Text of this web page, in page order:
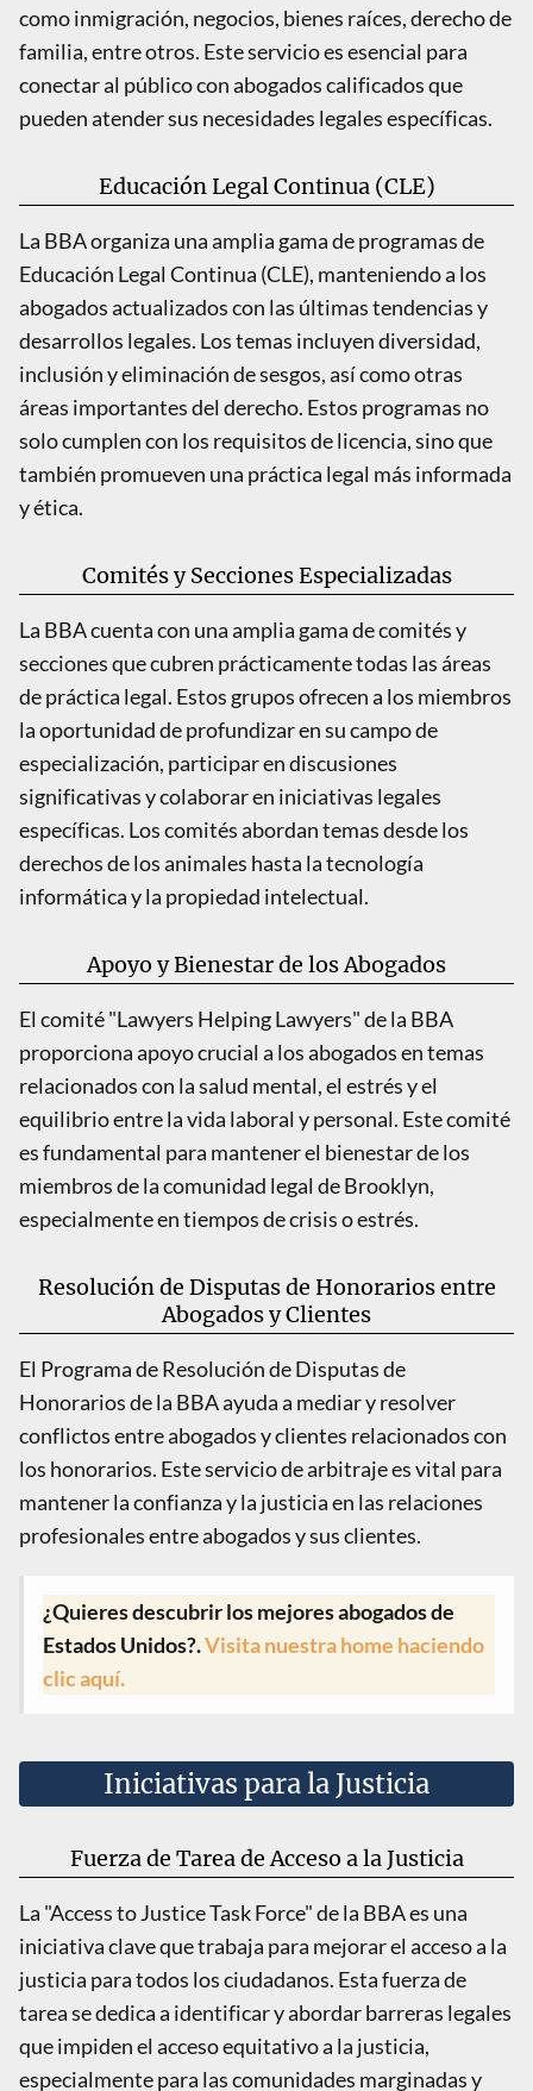
como inmigración, negocios, bienes raíces, derecho de
familia, entre otros. Este servicio es esencial para
conectar al público con abogados calificados que
pueden atender sus necesidades legales específicas.
Educación Legal Continua (CLE)
La BBA organiza una amplia gama de programas de
Educación Legal Continua (CLE), manteniendo a los
abogados actualizados con las últimas tendencias y
desarrollos legales. Los temas incluyen diversidad,
inclusión y eliminación de sesgos, así como otras
áreas importantes del derecho. Estos programas no
solo cumplen con los requisitos de licencia, sino que
también promueven una práctica legal más informada
y ética.
Comités y Secciones Especializadas
La BBA cuenta con una amplia gama de comités y
secciones que cubren prácticamente todas las áreas
de práctica legal. Estos grupos ofrecen a los miembros
la oportunidad de profundizar en su campo de
especialización, participar en discusiones
significativas y colaborar en iniciativas legales
específicas. Los comités abordan temas desde los
derechos de los animales hasta la tecnología
informática y la propiedad intelectual.
Apoyo y Bienestar de los Abogados
El comité "Lawyers Helping Lawyers" de la BBA
proporciona apoyo crucial a los abogados en temas
relacionados con la salud mental, el estrés y el
equilibrio entre la vida laboral y personal. Este comité
es fundamental para mantener el bienestar de los
miembros de la comunidad legal de Brooklyn,
especialmente en tiempos de crisis o estrés.
Resolución de Disputas de Honorarios entre
Abogados y Clientes
El Programa de Resolución de Disputas de
Honorarios de la BBA ayuda a mediar y resolver
conflictos entre abogados y clientes relacionados con
los honorarios. Este servicio de arbitraje es vital para
mantener la confianza y la justicia en las relaciones
profesionales entre abogados y sus clientes.
¿Quieres descubrir los mejores abogados de
Estados Unidos?.Visita nuestra home haciendo
clic aquí.
Iniciativas para la Justicia
Fuerza de Tarea de Acceso a la Justicia
La "Access to Justice Task Force" de la BBA es una
iniciativa clave que trabaja para mejorar el acceso a la
justicia para todos los ciudadanos. Esta fuerza de
tarea se dedica a identificar y abordar barreras legales
que impiden el acceso equitativo a la justicia,
especialmente para las comunidades marginadas y